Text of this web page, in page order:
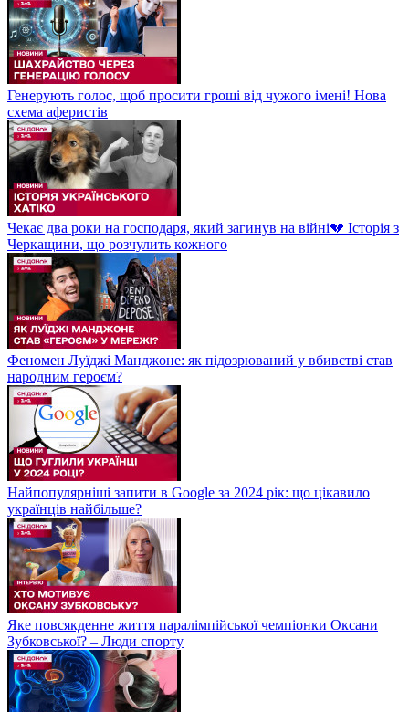
Генерують голос, щоб просити гроші від чужого імені! Нова
схема аферистів
Чекає два роки на господаря, який загинув на війні💔 Історія з
Черкащини, що розчулить кожного
Феномен Луїджі Манджоне: як підозрюваний у вбивстві став
народним героєм?
Найпопулярніші запити в Google за 2024 рік: що цікавило
українців найбільше?
Яке повсякденне життя паралімпійської чемпіонки Оксани
Зубковської? – Люди спорту